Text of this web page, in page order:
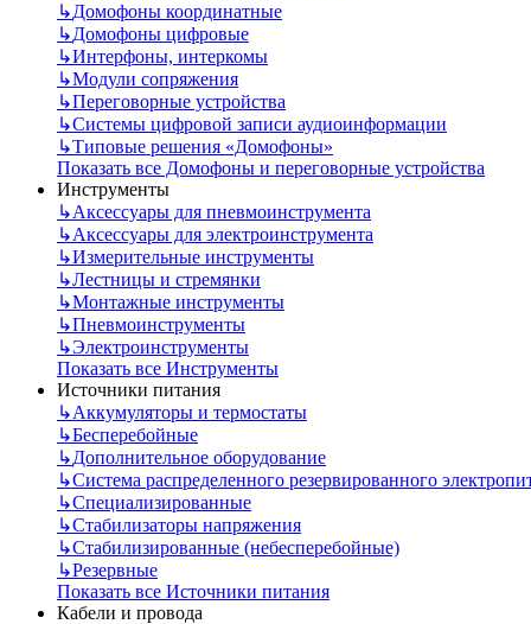
↳Домофоны координатные
↳Домофоны цифровые
↳Интерфоны, интеркомы
↳Модули сопряжения
↳Переговорные устройства
↳Системы цифровой записи аудиоинформации
↳Типовые решения «Домофоны»
Показать все Домофоны и переговорные устройства
Инструменты
↳Аксессуары для пневмоинструмента
↳Аксессуары для электроинструмента
↳Измерительные инструменты
↳Лестницы и стремянки
↳Монтажные инструменты
↳Пневмоинструменты
↳Электроинструменты
Показать все Инструменты
Источники питания
↳Аккумуляторы и термостаты
↳Бесперебойные
↳Дополнительное оборудование
↳Система распределенного резервированного
↳Специализированные
↳Стабилизаторы напряжения
↳Стабилизированные (небесперебойные)
↳Резервные
Показать все Источники питания
Кабели и провода